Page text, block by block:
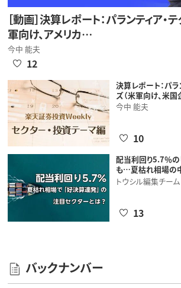
［動画］決算レポート：パランティア・
軍向け、アメリカ…
今中 能夫
12
決算レポート：パラ
ズ（米軍向け、米
今中 能夫
10
配当利回り5.7％の
も…夏枯れ相場の
トウシル編集チーム
13
バックナンバー